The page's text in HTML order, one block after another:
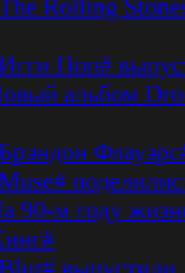
Rolling
Поп#
альбом
90-м году